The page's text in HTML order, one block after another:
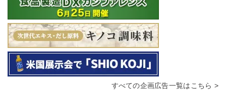
すべての企画広告一覧はこちら >